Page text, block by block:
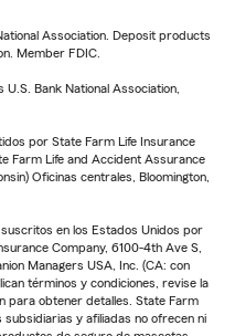
Association. Deposit products
Member FDIC.
Bank National Association,
por State Farm Life Insurance
Farm Life and Accident Assurance
Oficinas centrales, Bloomington,
en los Estados Unidos por
Company, 6100-4th Ave S,
Managers USA, Inc. (CA: con
términos y condiciones, revise la
para obtener detalles. State Farm
y afiliadas no ofrecen ni